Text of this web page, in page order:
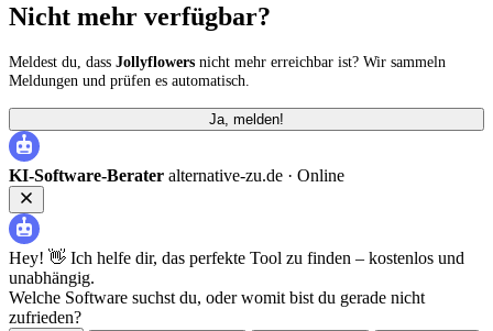
Nicht mehr verfügbar?
Meldest du, dass Jollyflowers nicht mehr erreichbar ist? Wir sammeln
Meldungen und prüfen es automatisch.
Ja, melden!
KI-Software-Berater alternative-zu.de · Online
Hey! 👋 Ich helfe dir, das perfekte Tool zu finden – kostenlos und
unabhängig.
Welche Software suchst du, oder womit bist du gerade nicht
zufrieden?